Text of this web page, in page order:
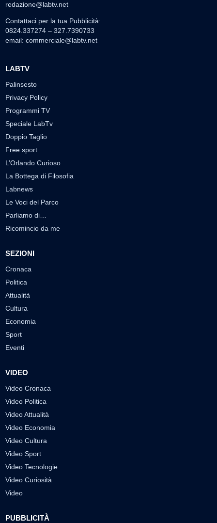
redazione@labtv.net
Contattaci per la tua Pubblicità:
0824.337274 – 327.7390733
email: commerciale@labtv.net
LABTV
Palinsesto
Privacy Policy
Programmi TV
Speciale LabTv
Doppio Taglio
Free sport
L’Orlando Curioso
La Bottega di Filosofia
Labnews
Le Voci del Parco
Parliamo di…
Ricomincio da me
SEZIONI
Cronaca
Politica
Attualità
Cultura
Economia
Sport
Eventi
VIDEO
Video Cronaca
Video Politica
Video Attualità
Video Economia
Video Cultura
Video Sport
Video Tecnologie
Video Curiosità
Video
PUBBLICITÀ